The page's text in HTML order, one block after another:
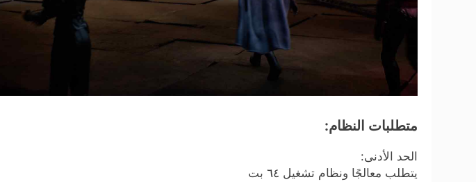
متطلبات النظام:
الحد الأدنى:
يتطلب معالجًا ونظام تشغيل ٦٤ بت